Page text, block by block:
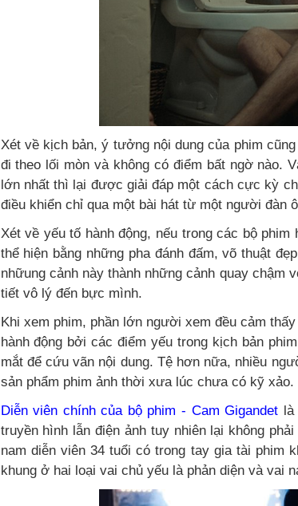
Xét về kịch bản, ý tưởng nội dung của phim
đi theo lối mòn và không có điểm bất ngờ nào.
lớn nhất thì lại được giải đáp một cách cực kỳ
điều khiển chỉ qua một bài hát từ một người đàn
Xét về yếu tố hành động, nếu trong các bộ
thể hiện bằng những pha đánh đấm, võ thuật
nhữung cảnh này thành những cảnh quay chậm
tiết vô lý đến bực mình.
Khi xem phim, phần lớn người xem đều cảm
hành động bởi các điểm yếu trong kịch bản
mắt để cứu vãn nội dung. Tệ hơn nữa, nhiều
sản phẩm phim ảnh thời xưa lúc chưa có kỹ xảo.
Diễn viên chính của bộ phim - Cam Gigandet là
truyền hình lẫn điện ảnh tuy nhiên lại không
nam diễn viên 34 tuổi có trong tay gia tài phim
khung ở hai loại vai chủ yếu là phản diện và vai